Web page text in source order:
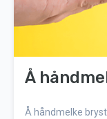
Å
Å håndmelke